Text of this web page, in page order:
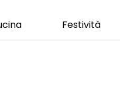
Festività